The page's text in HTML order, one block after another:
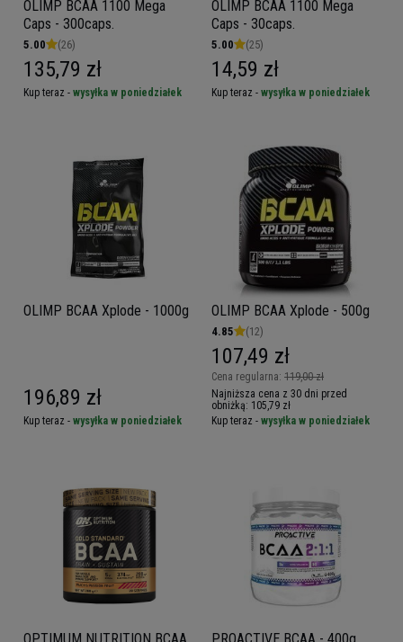
OLIMP BCAA 1100 Mega
Caps - 300caps.
5.00 (26)
135,79 zł
Kup teraz - wysyłka w poniedziałek
OLIMP BCAA 1100 Mega
Caps - 30caps.
5.00 (25)
14,59 zł
Kup teraz - wysyłka w poniedziałek
OLIMP BCAA Xplode - 1000g
196,89 zł
Kup teraz - wysyłka w poniedziałek
OLIMP BCAA Xplode - 500g
4.85 (12)
Cena regularna: 119,00 zł
107,49 zł
Najniższa cena z 30 dni przed
obniżką: 105,79 zł
Kup teraz - wysyłka w poniedziałek